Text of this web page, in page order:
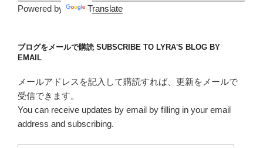
Powered by Translate
ブログをメールで購読 SUBSCRIBE TO LYRA'S BLOG BY
EMAIL
メールアドレスを記入して購読すれば、更新をメールで
受信できます。
You can receive updates by email by filling in your email
address and subscribing.